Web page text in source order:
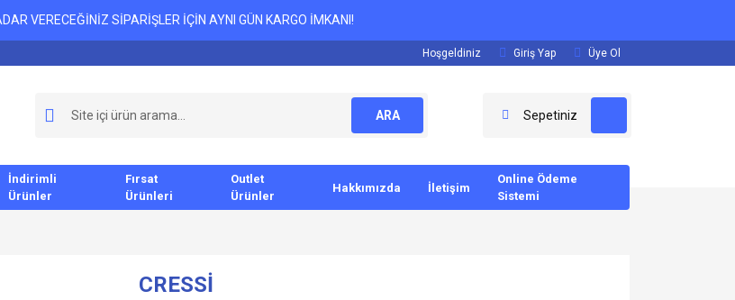
VERECEĞİNİZ SİPARİŞLER İÇİN AYNI GÜN KARGO İMKANI!
Hoşgeldiniz Giriş Yap Üye Ol
ARA Sepetiniz
İndirimli
Ürünler
Fırsat
Ürünleri
Outlet
Ürünler
Hakkımızda İletişim
Online Ödeme
Sistemi
CRESSİ